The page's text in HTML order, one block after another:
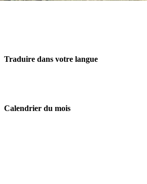
Traduire dans votre langue
Calendrier du mois